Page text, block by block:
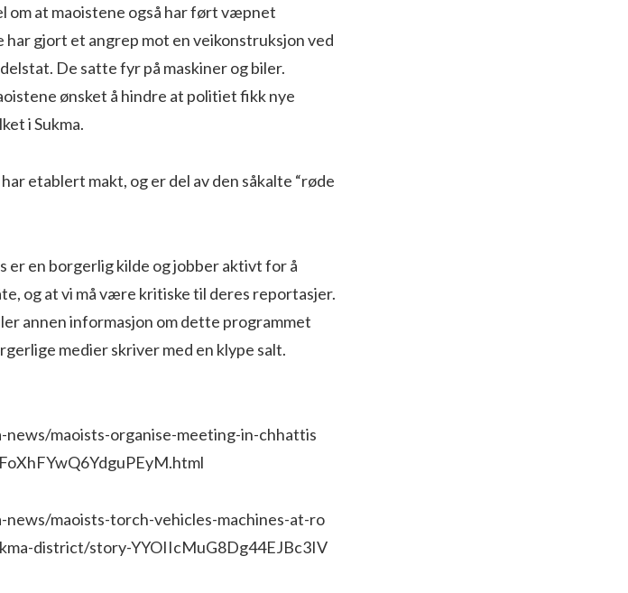
om at maoistene også har ført væpnet
har gjort et angrep mot en veikonstruksjon ved
De satte fyr på maskiner og biler.
ønsket å hindre at politiet fikk nye
i Sukma.
etablert makt, og er del av den såkalte “røde
er en borgerlig kilde og jobber aktivt for å
og at vi må være kritiske til deres reportasjer.
annen informasjon om dette programmet
medier skriver med en klype salt.
maoists-organise-meeting-in-chhattis
maoists-torch-vehicles-machines-at-ro
district/story-YYOIIcMuG8Dg44EJBc3IV